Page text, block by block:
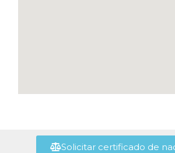
Solicitar certificado de